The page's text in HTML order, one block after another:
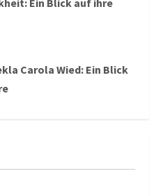
Ein Blick auf ihre
Carola Wied: Ein Blick